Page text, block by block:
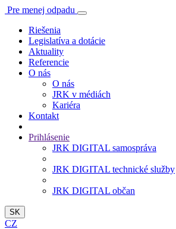
Pre menej odpadu
Riešenia
Legislatíva a dotácie
Aktuality
Referencie
O nás
O nás
JRK v médiách
Kariéra
Kontakt
Prihlásenie
JRK DIGITAL samospráva
JRK DIGITAL technické služby
JRK DIGITAL občan
SK
CZ